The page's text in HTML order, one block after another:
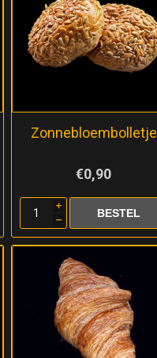
Zonnebloembolletje
€0,90
i
h